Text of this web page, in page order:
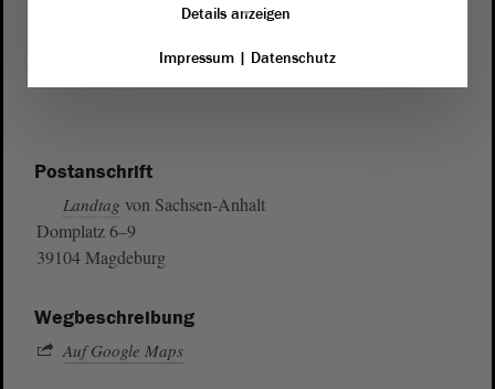
Postanschrift
Landtag von Sachsen-Anhalt
Domplatz 6–9
39104 Magdeburg
Wegbeschreibung
Auf Google Maps
Details anzeigen
Impressum| Datenschutz